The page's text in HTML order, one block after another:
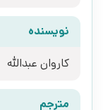
نویسنده
کاروان عبدالله
مترجم